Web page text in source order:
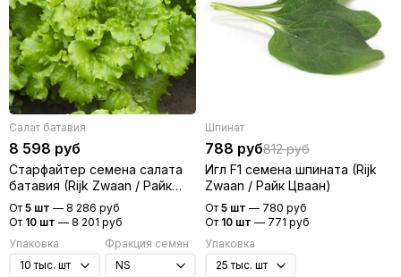
Салат батавия
8 598 руб
Старфайтер семена салата
батавия (Rijk Zwaan / Райк
Цваан)
От 5 шт — 8 286 руб
От 10 шт — 8 201 руб
Упаковка
Фракция семян
Шпинат
788 руб812 руб
Игл F1 семена шпината (Rijk
Zwaan / Райк Цваан)
От 5 шт — 780 руб
От 10 шт — 771 руб
Упаковка